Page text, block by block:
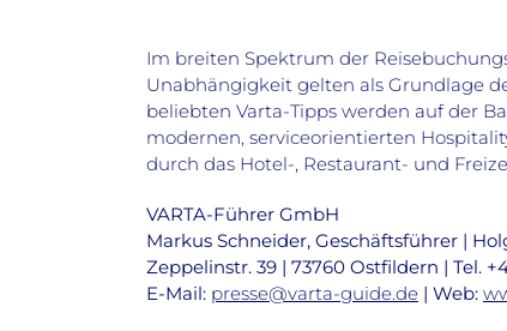
Im breiten Spektrum der
Unabhängigkeit gelten als Grundlage
beliebten Varta-Tipps werden auf der
modernen, serviceorientierten
durch das Hotel-, Restaurant- und
VARTA-Führer GmbH
Markus Schneider, Geschäftsführer |
Zeppelinstr. 39 | 73760 Ostfildern | Tel.
E-Mail: presse@varta-guide.de| Web: